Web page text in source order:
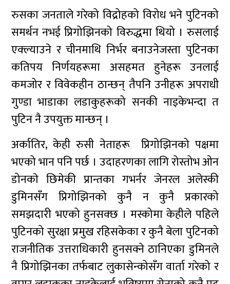
रुसका जनताले गरेको विद्रोहको विरोध भने पुटिनको
समर्थन नभई प्रिगोझिनको विरुद्धमा थियो । रुसलाई
एक्ल्याउने र चीनमाथि निर्भर बनाउनेजस्ता पुटिनका
कतिपय निर्णयहरूमा असहमत हुनेहरू उनलाई
कमजोर र विवेकहीन ठान्छन् तैपनि उनीहरू अपराधी
गुण्डा भाडाका लडाकुहरूको सनकी नाइकेभन्दा त
पुटिन नै उपयुक्त मान्छन् ।
अर्कातिर, केही रुसी नेताहरू प्रिगोझिनको पक्षमा
भएको भान पनि पर्छ । उदाहरणका लागि रोस्तोभ ओन
डोनकाे छिमेकी प्रान्तका गभर्नर जेनरल अलेस्की
डुमिनसँग प्रिगोझिनको कुनै न कुनै प्रकारको
समझदारी भएको हुनसक्छ । मस्कोमा केहीले पहिले
पुटिनको सुरक्षा प्रमुख रहिसकेका र कुनै बेला पुटिनको
राजनीतिक उत्तराधिकारी हुनसक्ने ठानिएका डुमिनले
नै प्रिगोझिनका तर्फबाट लुकासेन्कोसँग वार्ता गरेको र